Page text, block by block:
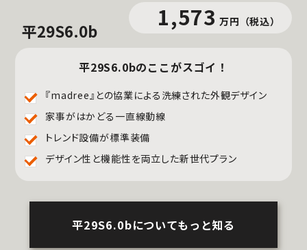
平29S6.0b 1,573 万円 （税込）
平29S6.0bのここがスゴイ！
『madree』との協業による洗練された外観デザイン
家事がはかどる一直線動線
トレンド設備が標準装備
デザイン性と機能性を両立した新世代プラン
平29S6.0bについてもっと知る